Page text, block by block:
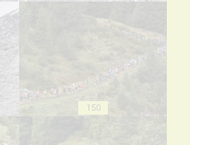
150